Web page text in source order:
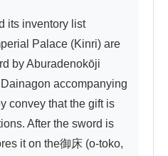
its inventory list
Palace (Kinri) are
by Aburadenokōji
accompanying
convey that the gift is
After the sword is
it on the御床 (o-toko,